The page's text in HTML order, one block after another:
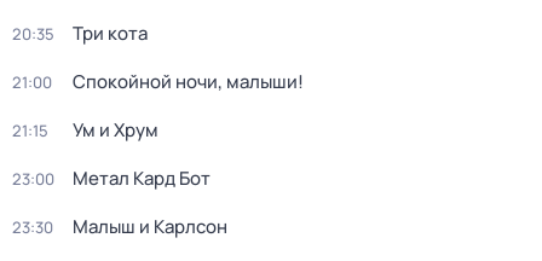
20:35 Три кота
21:00 Спокойной ночи, малыши!
21:15 Ум и Хрум
23:00 Метал Кард Бот
23:30 Малыш и Карлсон